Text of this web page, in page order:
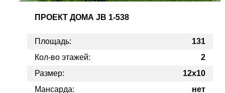
ПРОЕКТ ДОМА JB 1-538
Площадь:
131
Кол-во этажей:
2
Размер:
12x10
Мансарда:
нет